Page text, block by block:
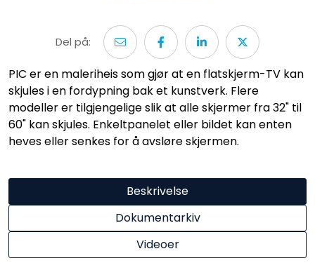
Del på:
PIC er en maleriheis som gjør at en flatskjerm-TV kan
skjules i en fordypning bak et kunstverk. Flere
modeller er tilgjengelige slik at alle skjermer fra 32" til
60" kan skjules. Enkeltpanelet eller bildet kan enten
heves eller senkes for å avsløre skjermen.
Beskrivelse
Dokumentarkiv
Videoer